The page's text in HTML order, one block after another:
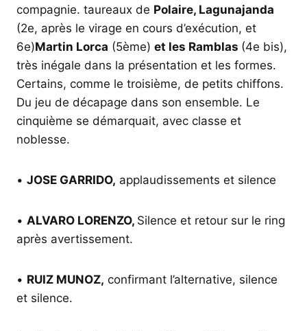
compagnie. taureaux de Polaire, Lagunajanda
(2e, après le virage en cours d’exécution, et
6e)Martin Lorca (5ème) et les Ramblas (4e bis),
très inégale dans la présentation et les formes.
Certains, comme le troisième, de petits chiffons.
Du jeu de décapage dans son ensemble. Le
cinquième se démarquait, avec classe et
noblesse.
• JOSE GARRIDO, applaudissements et silence
• ALVARO LORENZO, Silence et retour sur le ring
après avertissement.
• RUIZ MUNOZ, confirmant l’alternative, silence
et silence.